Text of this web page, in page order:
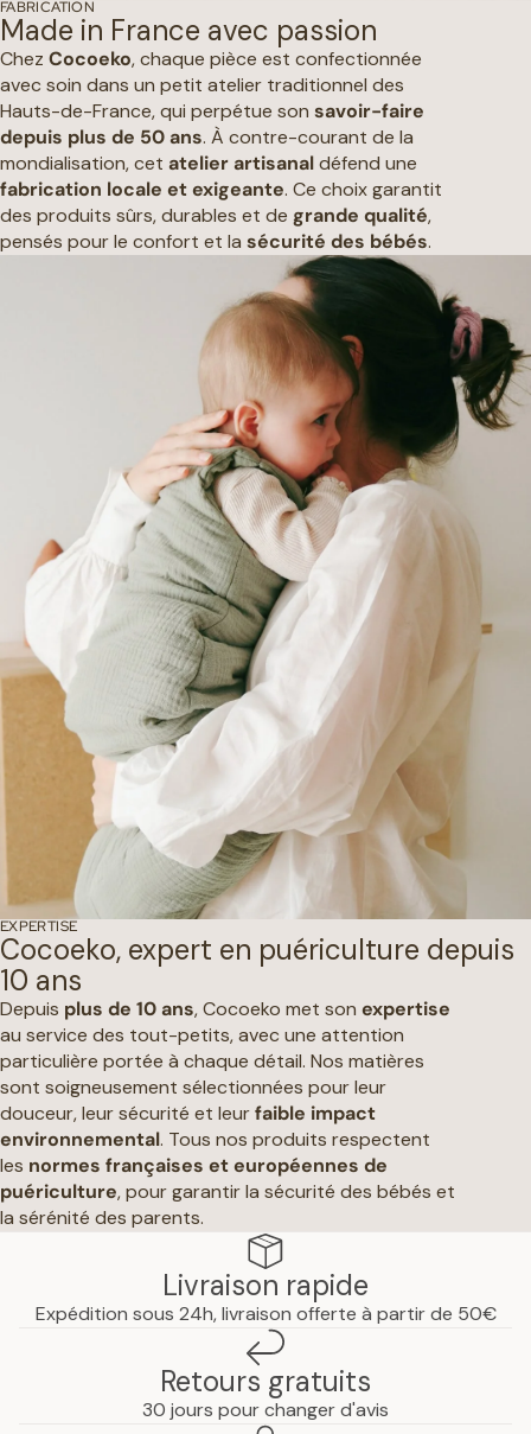
FABRICATION
Made in France avec passion
Chez Cocoeko, chaque pièce est confectionnée
avec soin dans un petit atelier traditionnel des
Hauts-de-France, qui perpétue son savoir-faire
depuis plus de 50 ans. À contre-courant de la
mondialisation, cet atelier artisanaldéfend une
fabrication locale et exigeante. Ce choix garantit
des produits sûrs, durables et de grande qualité,
pensés pour le confort et la sécurité des bébés.
EXPERTISE
Cocoeko, expert en puériculture depuis
10 ans
Depuis plus de 10 ans, Cocoeko met son expertise
au service des tout-petits, avec une attention
particulière portée à chaque détail. Nos matières
sont soigneusement sélectionnées pour leur
douceur, leur sécurité et leurfaible impact
environnemental. Tous nos produits respectent
les normes françaises et européennes de
puériculture, pour garantir la sécurité des bébés et
la sérénité des parents.
Livraison rapide
Expédition sous 24h, livraison offerte à partir de 50€
Retours gratuits
30 jours pour changer d'avis